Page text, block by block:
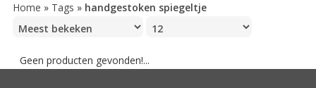
Home » Tags » handgestoken spiegeltje
Geen producten gevonden!...